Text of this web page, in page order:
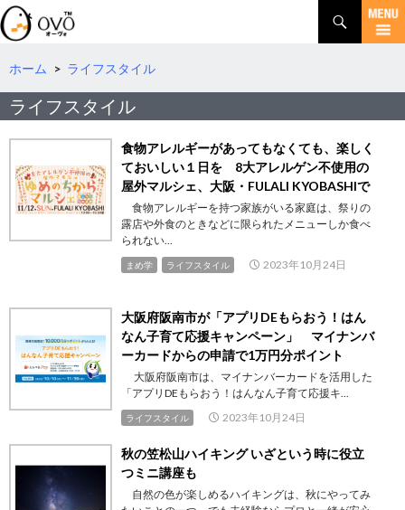
検
索
コ
テ
ツ
へ
移
ホーム > ライフスタイル
ライフスタイル
食物アレルギーがあってもなくても、楽しく
ておいしい１日を 8大アレルゲン不使用の
屋外マルシェ、大阪・FULALI KYOBASHIで
食物アレルギーを持つ家族がいる家庭は、祭りの
露店や外食のときなどに限られたメニューしか食べ
られない...
まめ学 ライフスタイル 2023年10月24日
大阪府阪南市が「アプリDEもらおう！はん
なん子育て応援キャンペーン」 マイナンバ
ーカードからの申請で1万円分ポイント
大阪府阪南市は、マイナンバーカードを活用した
「アプリDEもらおう！はんなん子育て応援キ...
ライフスタイル 2023年10月24日
秋の笠松山ハイキング いざという時に役立
つミニ講座も
自然の色が楽しめるハイキングは、秋にやってみ